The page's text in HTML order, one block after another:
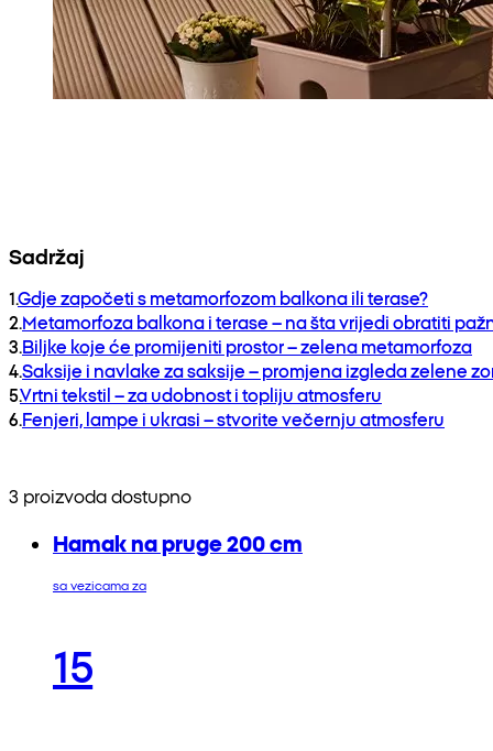
Sadržaj
1.Gdje započeti s metamorfozom balkona ili terase?
2.Metamorfoza balkona i terase – na šta vrijedi obratiti
3.Biljke koje će promijeniti prostor – zelena metamorfoza
4.Saksije i navlake za saksije – promjena izgleda zelene
5.Vrtni tekstil – za udobnost i topliju atmosferu
6.Fenjeri, lampe i ukrasi – stvorite večernju atmosferu
3 proizvoda dostupno
Hamak na pruge 200 cm
sa vezicama za
15